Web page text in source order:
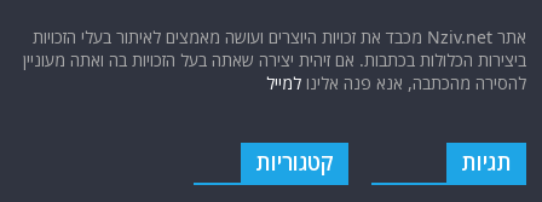
אתר Nziv.net מכבד את זכויות היוצרים ועושה מאמצים לאיתור בעלי הזכויות
ביצירות הכלולות בכתבות. אם זיהית יצירה שאתה בעל הזכויות בה ואתה מעוניין
להסירה מהכתבה, אנא פנה אלינולמייל
תגיות קטגוריות